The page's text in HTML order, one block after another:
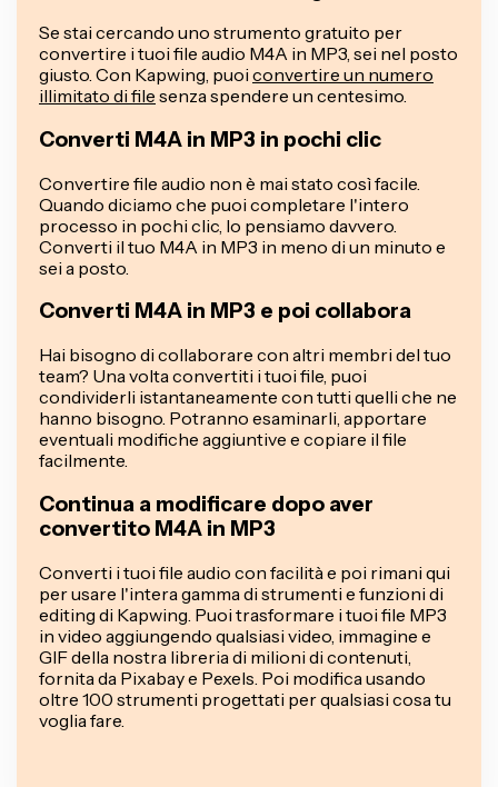
Se stai cercando uno strumento gratuito per
convertire i tuoi file audio M4A in MP3, sei nel posto
giusto. Con Kapwing, puoi convertire un numero
illimitato di file senza spendere un centesimo.
Converti M4A in MP3 in pochi clic
Convertire file audio non è mai stato così facile.
Quando diciamo che puoi completare l'intero
processo in pochi clic, lo pensiamo davvero.
Converti il tuo M4A in MP3 in meno di un minuto e
sei a posto.
Converti M4A in MP3 e poi collabora
Hai bisogno di collaborare con altri membri del tuo
team? Una volta convertiti i tuoi file, puoi
condividerli istantaneamente con tutti quelli che ne
hanno bisogno. Potranno esaminarli, apportare
eventuali modifiche aggiuntive e copiare il file
facilmente.
Continua a modificare dopo aver
convertito M4A in MP3
Converti i tuoi file audio con facilità e poi rimani qui
per usare l'intera gamma di strumenti e funzioni di
editing di Kapwing. Puoi trasformare i tuoi file MP3
in video aggiungendo qualsiasi video, immagine e
GIF della nostra libreria di milioni di contenuti,
fornita da Pixabay e Pexels. Poi modifica usando
oltre 100 strumenti progettati per qualsiasi cosa tu
voglia fare.